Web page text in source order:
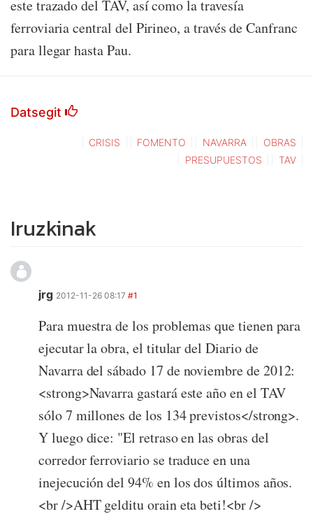
este trazado del TAV, así como la travesía
ferroviaria central del Pirineo, a través de Canfranc
para llegar hasta Pau.
Datsegit
CRISIS FOMENTO NAVARRA
OBRAS
PRESUPUESTOS
TAV
Iruzkinak
jrg 2012-11-26 08:17 #1
Para muestra de los problemas que tienen para
ejecutar la obra, el titular del Diario de
Navarra del sábado 17 de noviembre de 2012:
<strong>Navarra gastará este año en el TAV
sólo 7 millones de los 134 previstos</strong>.
Y luego dice: "El retraso en las obras del
corredor ferroviario se traduce en una
inejecución del 94% en los dos últimos años.
<br />AHT gelditu orain eta beti!<br />